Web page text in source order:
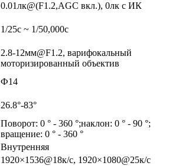
0.01лк@(F1.2,AGC вкл.), 0лк с ИК
1/25с ~ 1/50,000с
2.8-12мм@F1.2, варифокальный
моторизированный объектив
Ф14
26.8°-83°
Поворот: 0 ° - 360 °;наклон: 0 ° - 90 °;
вращение: 0 ° - 360 °
Внутренняя
1920×1536@18к/с, 1920×1080@25к/с